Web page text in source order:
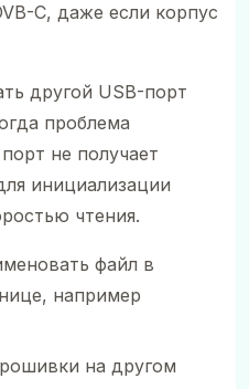
C, даже если корпус
другой USB-порт
проблема
не получает
инициализации
чтения.
файл в
например
на другом